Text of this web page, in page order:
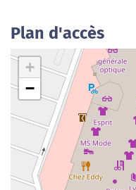
Plan d'accès
+
−